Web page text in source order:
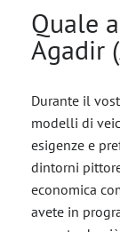
Quale
Agadir
Durante il
modelli di
esigenze e
dintorni
economica
avete in